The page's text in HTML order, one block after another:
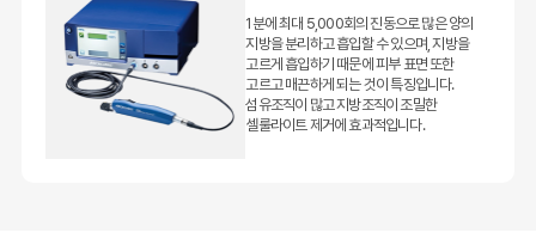
1분에 최대 5,000회의 진동으로 많은 양의
지방을 분리하고 흡입할 수 있으며, 지방을
고르게 흡입하기 때문에 피부 표면 또한
고르고 매끈하게 되는 것이 특징입니다.
섬유조직이 많고 지방조직이 조밀한
셀룰라이트 제거에 효과적입니다.